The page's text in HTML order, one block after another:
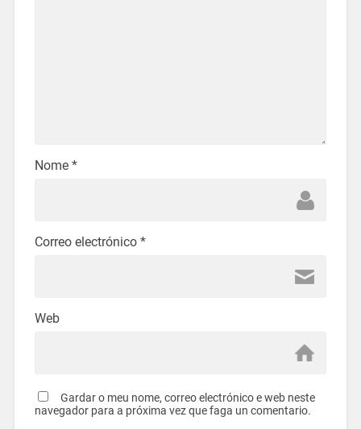
Nome *
Correo electrónico *
Web
Gardar o meu nome, correo electrónico e web neste
navegador para a próxima vez que faga un comentario.